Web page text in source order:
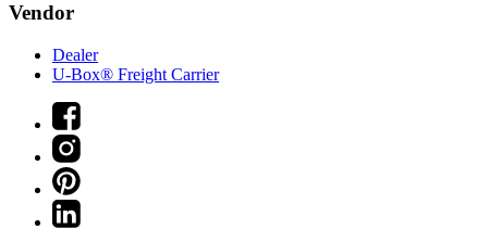
Vendor
Dealer
U-Box® Freight Carrier